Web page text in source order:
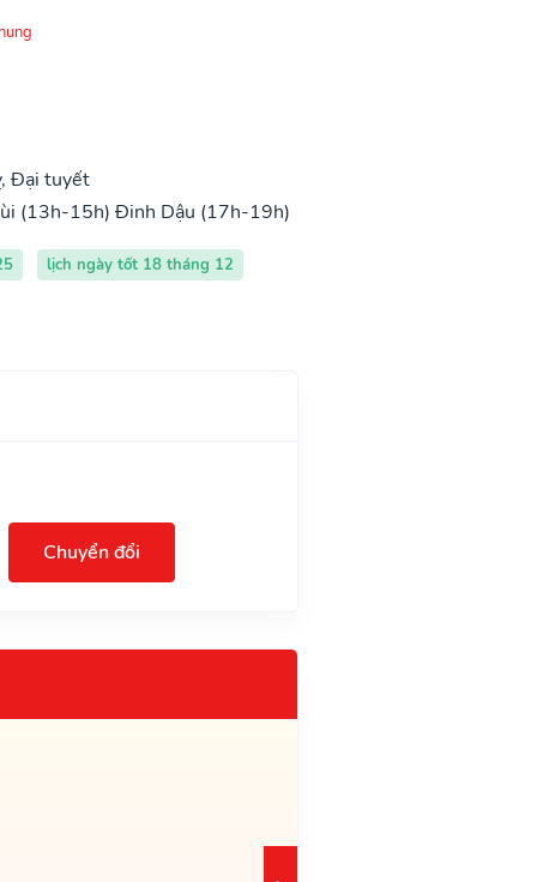
Đại tuyết
(13h-15h) Đinh Dậu (17h-19h)
lịch ngày tốt 18 tháng 12
Chuyển đổi